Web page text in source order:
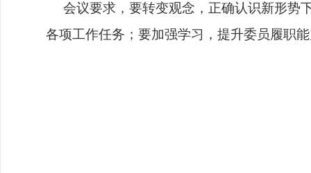
会议要求，要转变观念，正确认识新形势
各项工作任务；要加强学习，提升委员履职